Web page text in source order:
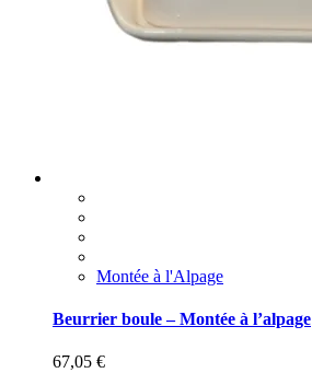
Montée à l'Alpage
Beurrier boule – Montée à l’alpage
67,05 €